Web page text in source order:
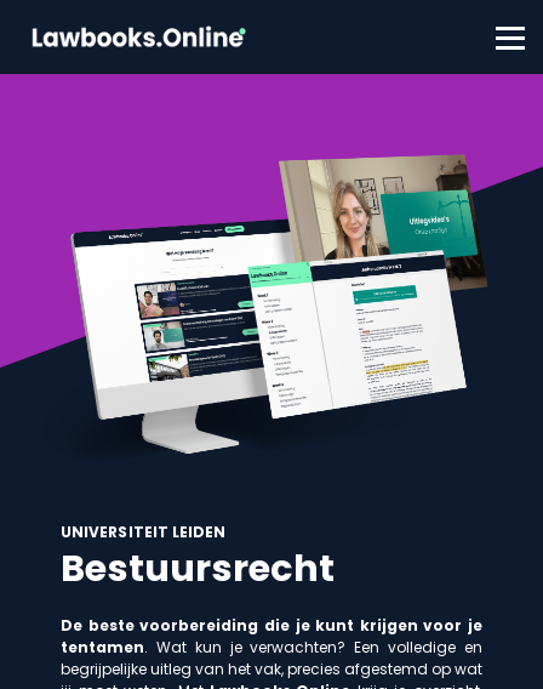
FAQ
Contact
UNIVERSITEIT LEIDEN
Bestuursrecht
De beste voorbereiding die je kunt krijgen voor je
tentamen. Wat kun je verwachten? Een volledige en
begrijpelijke uitleg van het vak, precies afgestemd op wat